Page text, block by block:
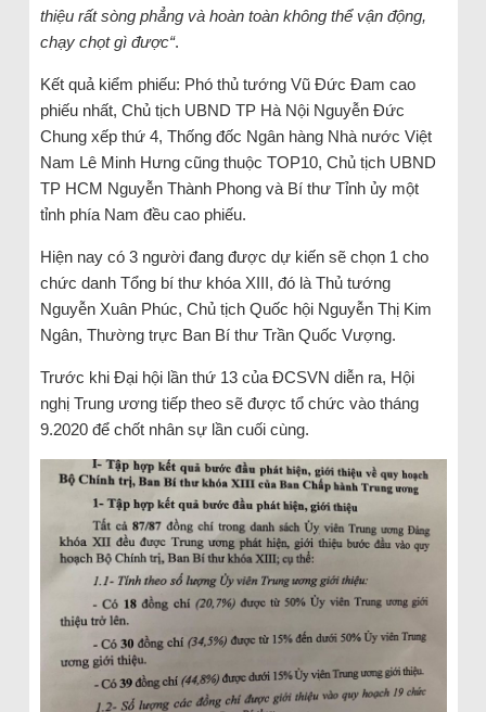
thiệu rất sòng phẳng và hoàn toàn không thể vận động,
chạy chọt gì được“.
Kết quả kiểm phiếu: Phó thủ tướng Vũ Đức Đam cao
phiếu nhất, Chủ tịch UBND TP Hà Nội Nguyễn Đức
Chung xếp thứ 4, Thống đốc Ngân hàng Nhà nước Việt
Nam Lê Minh Hưng cũng thuộc TOP10, Chủ tịch UBND
TP HCM Nguyễn Thành Phong và Bí thư Tỉnh ủy một
tỉnh phía Nam đều cao phiếu.
Hiện nay có 3 người đang được dự kiến sẽ chọn 1 cho
chức danh Tổng bí thư khóa XIII, đó là Thủ tướng
Nguyễn Xuân Phúc, Chủ tịch Quốc hội Nguyễn Thị Kim
Ngân, Thường trực Ban Bí thư Trần Quốc Vượng.
Trước khi Đại hội lần thứ 13 của ĐCSVN diễn ra, Hội
nghị Trung ương tiếp theo sẽ được tổ chức vào tháng
9.2020 để chốt nhân sự lần cuối cùng.